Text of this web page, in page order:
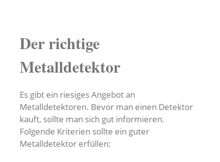
Der richtige
Metalldetektor
Es gibt ein riesiges Angebot an
Metalldetektoren. Bevor man einen Detektor
kauft, sollte man sich gut informieren.
Folgende Kriterien sollte ein guter
Metalldetektor erfüllen: